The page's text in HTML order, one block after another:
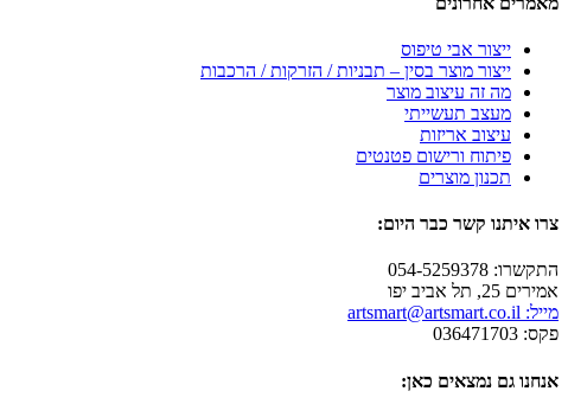
ייצור אבי טיפוס
ייצור מוצר בסין – תבניות / הזרקות / הרכבות
מה זה עיצוב מוצר
מעצב תעשייתי
עיצוב אריזות
פיתוח ורישום פטנטים
תכנון מוצרים
צרו איתנו קשר כבר היום:
התקשרו: 054-5259378
אמירים 25, תל אביב יפו
מייל: artsmart@artsmart.co.il
פקס: 036471703
אנחנו גם נמצאים כאן: